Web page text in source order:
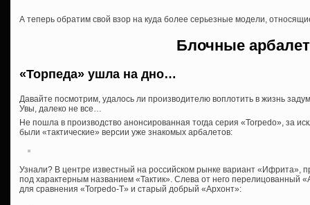
А теперь обратим свой взор на куда более серьезные модели,
Блочные
«Торпеда» ушла на дно…
Давайте посмотрим, удалось ли производителю воплотить в жизнь
Увы, далеко не все…
Не пошла в производство анонсированная тогда серия «Torpedo», за
были «тактические» версии уже знакомых арбалетов:
Узнали? В центре известный на российском рынке вариант «Ифрита»,
под характерным названием «Тактик». Слева от него перелицованный
для сравнения «Torpedo-T» и старый добрый «Архонт»: